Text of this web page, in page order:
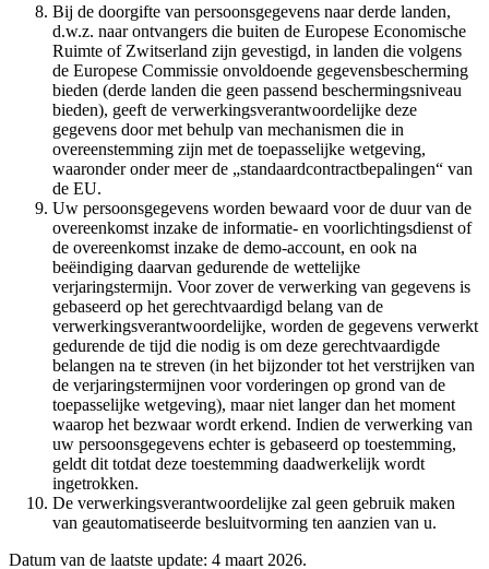
Bij de doorgifte van persoonsgegevens naar derde landen,
d.w.z. naar ontvangers die buiten de Europese Economische
Ruimte of Zwitserland zijn gevestigd, in landen die volgens
de Europese Commissie onvoldoende gegevensbescherming
bieden (derde landen die geen passend beschermingsniveau
bieden), geeft de verwerkingsverantwoordelijke deze
gegevens door met behulp van mechanismen die in
overeenstemming zijn met de toepasselijke wetgeving,
waaronder onder meer de „standaardcontractbepalingen“ van
de EU.
Uw persoonsgegevens worden bewaard voor de duur van de
overeenkomst inzake de informatie- en voorlichtingsdienst of
de overeenkomst inzake de demo-account, en ook na
beëindiging daarvan gedurende de wettelijke
verjaringstermijn. Voor zover de verwerking van gegevens is
gebaseerd op het gerechtvaardigd belang van de
verwerkingsverantwoordelijke, worden de gegevens verwerkt
gedurende de tijd die nodig is om deze gerechtvaardigde
belangen na te streven (in het bijzonder tot het verstrijken van
de verjaringstermijnen voor vorderingen op grond van de
toepasselijke wetgeving), maar niet langer dan het moment
waarop het bezwaar wordt erkend. Indien de verwerking van
uw persoonsgegevens echter is gebaseerd op toestemming,
geldt dit totdat deze toestemming daadwerkelijk wordt
ingetrokken.
De verwerkingsverantwoordelijke zal geen gebruik maken
van geautomatiseerde besluitvorming ten aanzien van u.
Datum van de laatste update: 4 maart 2026.